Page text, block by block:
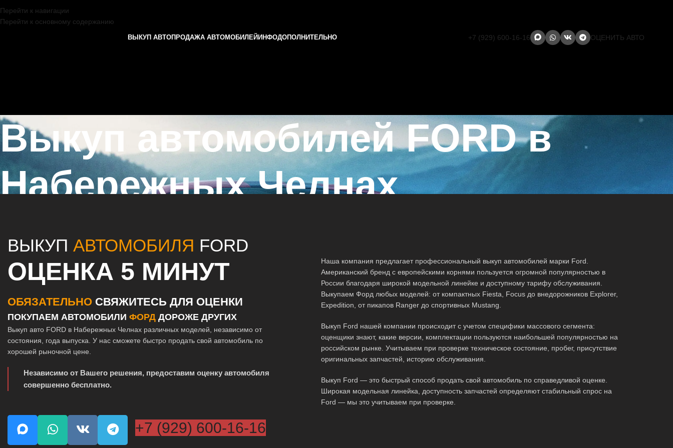
Перейти к навигации
Перейти к основному содержанию
ВЫКУП АВТОПРОДАЖА АВТОМОБИЛЕЙ ИНФОДОПОЛНИТЕЛЬНО +7 (929) 600-16-16 ОЦЕНИТЬ АВТО
Выкуп автомобилей FORD в
Набережных Челнах
ВЫКУП АВТОМОБИЛЯ FORD
ОЦЕНКА 5 МИНУТ
ОБЯЗАТЕЛЬНО СВЯЖИТЕСЬ ДЛЯ ОЦЕНКИ
ПОКУПАЕМ АВТОМОБИЛИ ФОРД ДОРОЖЕ ДРУГИХ
Выкуп авто FORD в Набережных Челнах различных моделей, независимо от
состояния, года выпуска. У нас сможете быстро продать свой автомобиль по
хорошей рыночной цене.
Независимо от Вашего решения, предоставим оценку автомобиля
совершенно бесплатно.
+7 (929) 600-16-16
Наша компания предлагает профессиональный выкуп автомобилей марки Ford.
Американский бренд с европейскими корнями пользуется огромной популярностью в
России благодаря широкой модельной линейке и доступному тарифу обслуживания.
Выкупаем Форд любых моделей: от компактных Fiesta, Focus до внедорожников Explorer,
Expedition, от пикапов Ranger до спортивных Mustang.
Выкуп Ford нашей компании происходит с учетом специфики массового сегмента:
оценщики знают, какие версии, комплектации пользуются наибольшей популярностью на
российском рынке. Учитываем при проверке техническое состояние, пробег, присутствие
оригинальных запчастей, историю обслуживания.
Выкуп Ford — это быстрый способ продать свой автомобиль по справедливой оценке.
Широкая модельная линейка, доступность запчастей определяют стабильный спрос на
Ford — мы это учитываем при проверке.